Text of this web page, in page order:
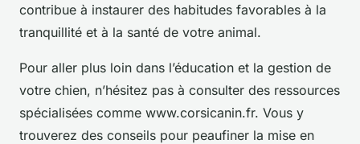
contribue à instaurer des habitudes favorables à la
tranquillité et à la santé de votre animal.
Pour aller plus loin dans l’éducation et la gestion de
votre chien, n’hésitez pas à consulter des ressources
spécialisées comme www.corsicanin.fr. Vous y
trouverez des conseils pour peaufiner la mise en